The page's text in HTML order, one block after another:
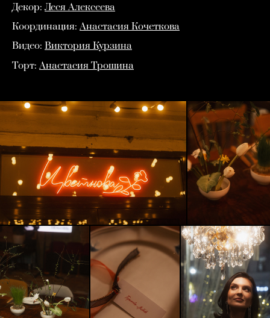
Декор: Леся Алексеева
Координация:Анастасия Кочеткова
Видео: Виктория Курзина
Торт:Анастасия Трошина